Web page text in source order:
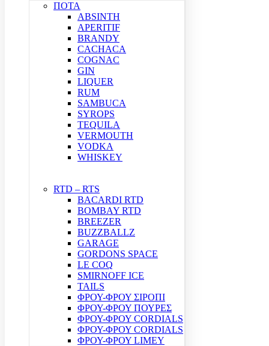
ΠΟΤΑ
ABSINTH
APERITIF
BRANDY
CACHACA
COGNAC
GIN
LIQUER
RUM
SAMBUCA
SYROPS
TEQUILA
VERMOUTH
VODKA
WHISKEY
RTD – RTS
BACARDI RTD
BOMBAY RTD
BREEZER
BUZZBALLZ
GARAGE
GORDONS SPACE
LE COQ
SMIRNOFF ICE
TAILS
ΦΡΟΥ-ΦΡΟΥ ΣΙΡΟΠΙ
ΦΡΟΥ-ΦΡΟΥ ΠΟΥΡΕΣ
ΦΡΟΥ-ΦΡΟΥ CORDIALS
ΦΡΟΥ-ΦΡΟΥ CORDIALS
ΦΡΟΥ-ΦΡΟΥ LIMEY